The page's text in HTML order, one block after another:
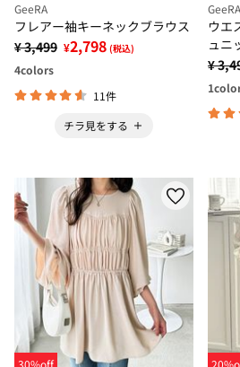
GeeRA
フレアー袖キーネックブラウス
¥ 3,499 ¥2,798 (税込)
4colors
11件
チラ見をする
GeeRA
ウエ
ュニ
¥
1
30%off